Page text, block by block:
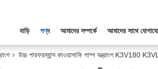
বাড়ি পণ্য আমাদের সম্পর্কে আমাদের সাথে
উচ্চ পারফরম্যান্স কাওয়াসাকি পাম্প যন্ত্রাংশ K3V180